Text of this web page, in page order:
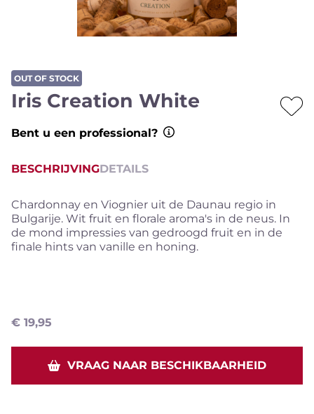
OUT OF STOCK
Iris Creation White
Bent u een professional?
BESCHRIJVINGDETAILS
Chardonnay en Viognier uit de Daunau regio in
Bulgarije. Wit fruit en florale aroma's in de neus. In
de mond impressies van gedroogd fruit en in de
finale hints van vanille en honing.
€ 19,95
VRAAG NAAR BESCHIKBAARHEID